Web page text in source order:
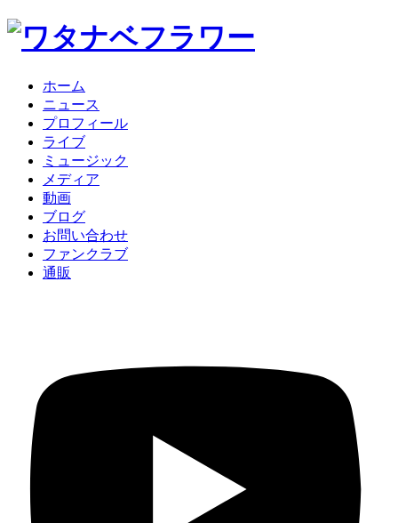
ホーム
ニュース
プロフィール
ライブ
ミュージック
メディア
動画
ブログ
お問い合わせ
ファンクラブ
通販